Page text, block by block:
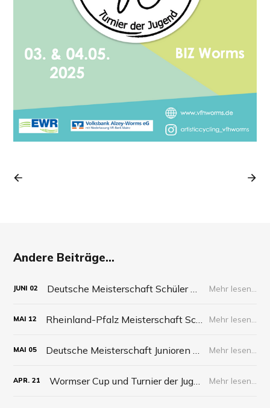
Andere Beiträge...
JUNI 02 Mehr lesen...
MAI 12 Mehr lesen...
MAI 05 Mehr lesen...
APR. 21 Mehr lesen...